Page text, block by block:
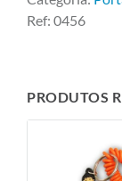
Ref: 0456
PRODUTOS